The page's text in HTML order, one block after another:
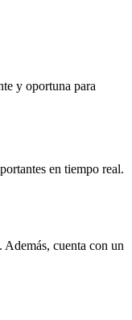
y oportuna para
en tiempo real.
cuenta con un